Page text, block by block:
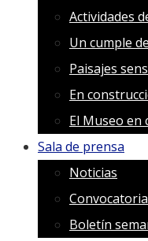
Actividades
Un cumple
Paisajes
En
El Museo en
Sala de prensa
Noticias
Boletín